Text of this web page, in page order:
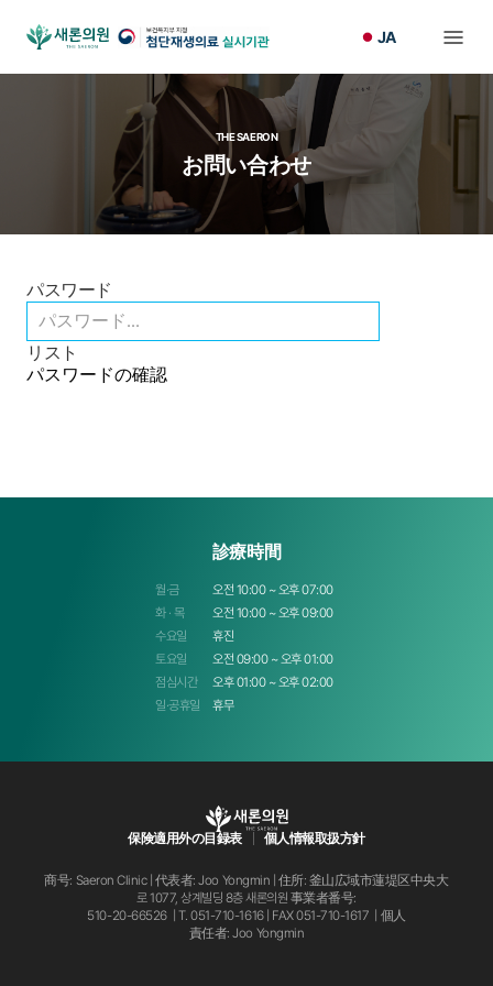
JA
THE SAERON
お問い合わせ
パスワード
リスト
パスワードの確認
保険適用外の目録表 個人情報取扱方針
商号: Saeron Clinic | 代表者: Joo Yongmin | 住所: 釜山広域市蓮堤区中央大
로 1077, 상계빌딩 8층 새론의원 事業者番号:
510-20-66526 | T.051-710-1616| FAX 051-710-1617 | 個人
責任者: Joo Yongmin
診療時間
월·금
오전 10:00 ~ 오후 07:00
화 · 목
오전 10:00 ~ 오후 09:00
수요일
휴진
토요일
오전 09:00 ~ 오후 01:00
점심시간
오후 01:00 ~ 오후 02:00
일·공휴일
휴무